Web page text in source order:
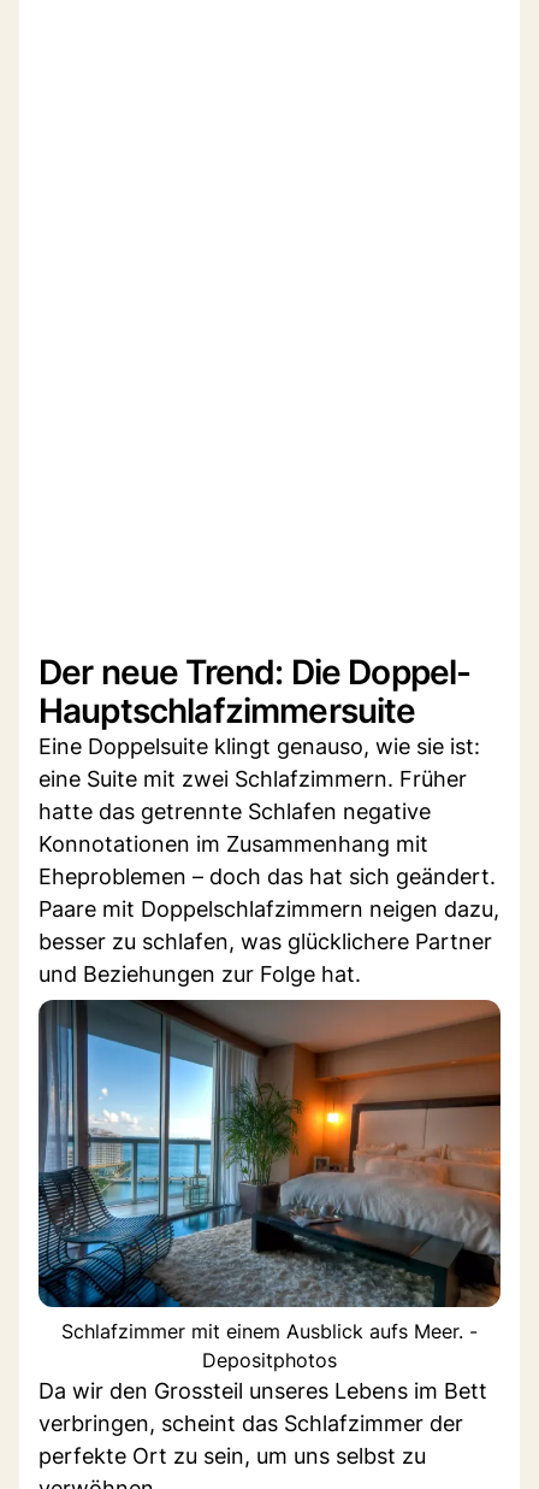
Der neue Trend: Die Doppel-
Hauptschlafzimmersuite
Eine Doppelsuite klingt genauso, wie sie ist:
eine Suite mit zwei Schlafzimmern. Früher
hatte das getrennte Schlafen negative
Konnotationen im Zusammenhang mit
Eheproblemen – doch das hat sich geändert.
Paare mit Doppelschlafzimmern neigen dazu,
besser zu schlafen, was glücklichere Partner
und Beziehungen zur Folge hat.
Schlafzimmer mit einem Ausblick aufs Meer. -
Depositphotos
Da wir den Grossteil unseres Lebens im Bett
verbringen, scheint das Schlafzimmer der
perfekte Ort zu sein, um uns selbst zu